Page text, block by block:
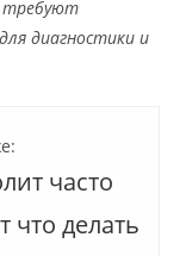
требуют
диагностики и
часто
что делать